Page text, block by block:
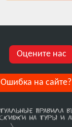
Оцените нас
Ошибка на сайте?